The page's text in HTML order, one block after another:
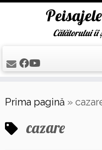
to
content
Călătorului îi
Prima pagină »
cazare